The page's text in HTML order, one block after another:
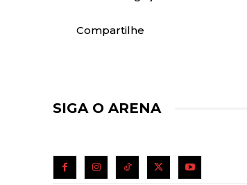
Compartilhe
SIGA O ARENA